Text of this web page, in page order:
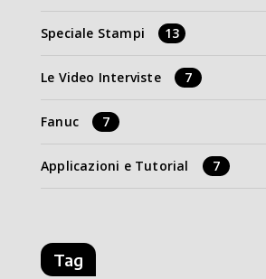
Speciale Stampi 13
Le Video Interviste 7
Fanuc 7
Applicazioni e Tutorial 7
Tag